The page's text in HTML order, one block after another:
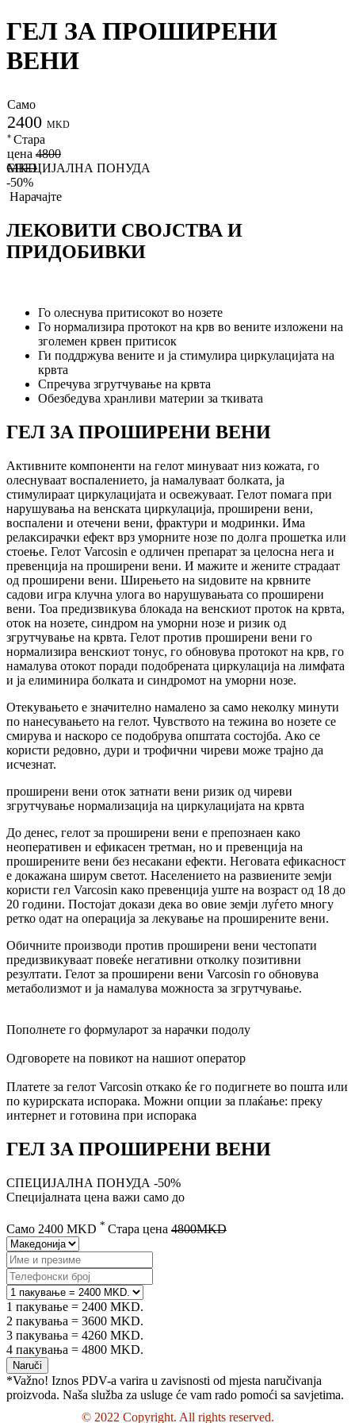
ГЕЛ ЗА ПРОШИРЕНИ
ВЕНИ
Само
2400 MKD
* Стара
цена 4800
MKD
СПЕЦИЈАЛНА ПОНУДА
-50%
Нарачајте
ЛЕКОВИТИ СВОЈСТВА И
ПРИДОБИВКИ
Го олеснува притисокот во нозете
Го нормализира протокот на крв во вените изложени на
зголемен крвен притисок
Ги поддржува вените и ја стимулира циркулацијата на
крвта
Спречува згрутчување на крвта
Обезбедува хранливи материи за ткивата
ГЕЛ ЗА ПРОШИРЕНИ ВЕНИ
Активните компоненти на гелот минуваат низ кожата, го
олеснуваат воспалението, ја намалуваат болката, ја
стимулираат циркулацијата и освежуваат. Гелот помага при
нарушувања на венската циркулација, проширени вени,
воспалени и отечени вени, фрактури и модринки. Има
релаксирачки ефект врз уморните нозе по долга прошетка или
стоење. Гелот Varcosin е одличен препарат за целосна нега и
превенција на проширени вени. И мажите и жените страдаат
од проширени вени. Ширењето на ѕидовите на крвните
садови игра клучна улога во нарушувањата со проширени
вени. Тоа предизвикува блокада на венскиот проток на крвта,
оток на нозете, синдром на уморни нозе и ризик од
згрутчување на крвта. Гелот против проширени вени го
нормализира венскиот тонус, го обновува протокот на крв, го
намалува отокот поради подобрената циркулација на лимфата
и ја елиминира болката и синдромот на уморни нозе.
Отекувањето е значително намалено за само неколку минути
по нанесувањето на гелот. Чувството на тежина во нозете се
смирува и наскоро се подобрува општата состојба. Ако се
користи редовно, дури и трофични чиреви може трајно да
исчезнат.
проширени вени оток затнати вени ризик од чиреви
згрутчување нормализација на циркулацијата на крвта
До денес, гелот за проширени вени е препознаен како
неоперативен и ефикасен третман, но и превенција на
проширените вени без несакани ефекти. Неговата ефикасност
е докажана ширум светот. Населението на развиените земји
користи гел Varcosin како превенција уште на возраст од 18 до
20 години. Постојат докази дека во овие земји луѓето многу
ретко одат на операција за лекување на проширените вени.
Обичните производи против проширени вени честопати
предизвикуваат повеќе негативни отколку позитивни
резултати. Гелот за проширени вени Varcosin го обновува
метаболизмот и ја намалува можноста за згрутчување.
Пополнете го формуларот за нарачки подолу
Одговорете на повикот на нашиот оператор
Платете за гелот Varcosin откако ќе го подигнете во пошта или
по курирската испорака. Можни опции за плаќање: преку
интернет и готовина при испорака
ГЕЛ ЗА ПРОШИРЕНИ ВЕНИ
СПЕЦИЈАЛНА ПОНУДА -50%
Специјалната цена важи само до
Само 2400 MKD * Стара цена 4800MKD
1 пакување = 2400 MKD.
2 пакувања = 3600 MKD.
3 пакувања = 4260 MKD.
4 пакувања = 4800 MKD.
Naruči
*Važno! Iznos PDV-a varira u zavisnosti od mjesta naručivanja
proizvoda. Naša služba za usluge će vam rado pomoći sa savjetima.
© 2022 Copyright. All rights reserved.